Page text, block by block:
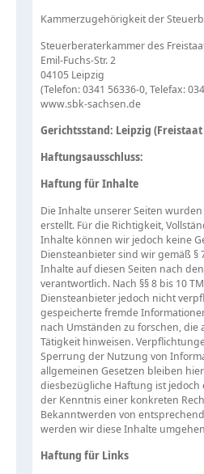
Kammerzugehörigkeit der
Steuerberaterkammer des
Emil-Fuchs-Str. 2
04105 Leipzig
(Telefon: 0341 56336-0, Telefax:
www.sbk-sachsen.de
Gerichtsstand: Leipzig (Freistaat
Haftungsausschluss:
Haftung für Inhalte
Die Inhalte unserer Seiten
erstellt. Für die Richtigkeit,
Inhalte können wir jedoch keine
Diensteanbieter sind wir gemäß §
Inhalte auf diesen Seiten nach
verantwortlich. Nach §§ 8 bis 10
Diensteanbieter jedoch nicht
gespeicherte fremde
nach Umständen zu forschen,
Tätigkeit hinweisen.
Sperrung der Nutzung von
allgemeinen Gesetzen bleiben
diesbezügliche Haftung ist
der Kenntnis einer konkreten
Bekanntwerden von
werden wir diese Inhalte
Haftung für Links